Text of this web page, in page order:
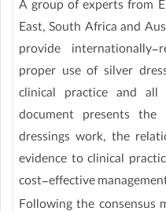
A group of experts from
East, South Africa and
provide
proper use of silver
clinical practice and all
document presents the
dressings work, the
evidence to clinical
cost-effective
Following the consensus